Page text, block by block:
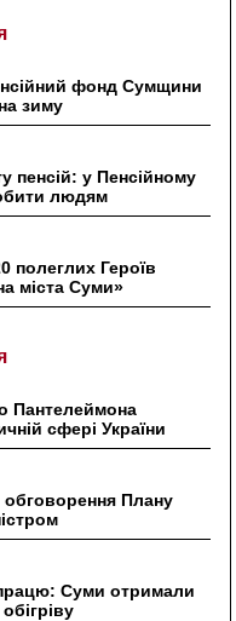
фонд Сумщини
зиму
пенсій: у Пенсійному
людям
полеглих Героїв
міста Суми»
Пантелеймона
сфері України
Плану
Суми отримали